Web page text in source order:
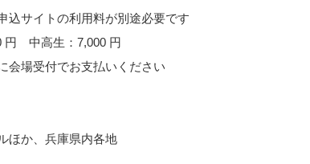
イトの利用料が別途必要です
円 中高生：7,000 円
受付でお支払いください
ほか、兵庫県内各地